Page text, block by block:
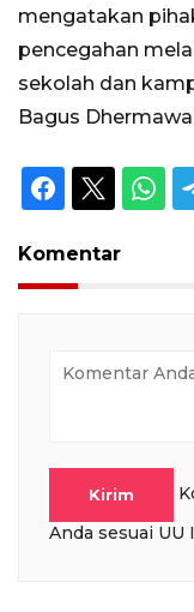
mengatakan
pencegahan
sekolah dan
Bagus
Komentar
Kirim
Anda sesuai UU